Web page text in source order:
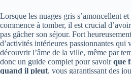
Lorsque les nuages gris s’amoncellent
commence à tomber, il est crucial
pas gâcher son séjour. Fort
d’activités intérieures passionnantes qui
découvrir l’âme de la ville, même par
donc un guide complet pour savoirque
quand il pleut, vous garantissant des